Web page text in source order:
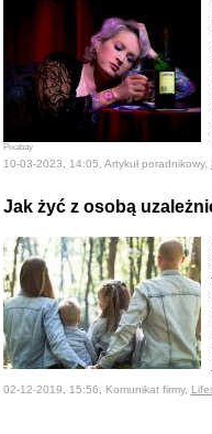
Pixabay
10-03-2023, 14:05, Artykuł poradnikowy,
Jak żyć z osobą
02-12-2019, 15:56, Komunikat firmy,